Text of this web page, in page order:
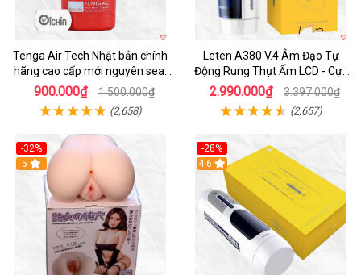
Tenga Air Tech Nhật bản chính
hãng cao cấp mới nguyên seal
giá tốt
900.000₫ 1.500.000₫
(2,658)
Leten A380 V.4 Âm Đạo Tự
Động Rung Thụt Ấm LCD - Cực
Phê
2.990.000₫ 3.397.000₫
(2,657)
-32%
Hot
5
-28%
Hot
4.6